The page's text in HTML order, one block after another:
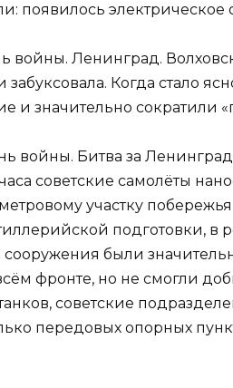
появилось электрическое
войны. Ленинград.
Когда стало
и значительно сократили
войны. Битва за
советские самолёты
участку
подготовки, в
были
фронте, но не смогли
советские
передовых опорных